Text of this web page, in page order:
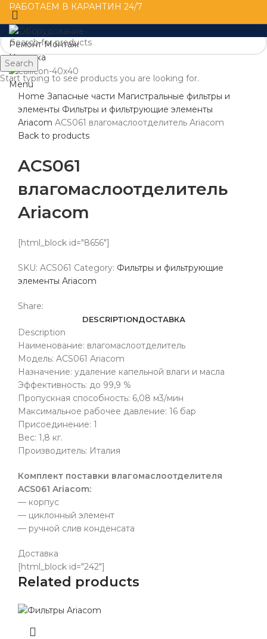
РАБОТАЕМ В КАРАНТИН 24/7
Menu
Click to enlarge
Home Запасные части Магистральные фильтры и
элементы Фильтры и фильтрующие элементы
Ariacom ACS061 влагомаслоотделитель Ariacom
Back to products
ACS061
влагомаслоотделитель
Ariacom
[html_block id="8656"]
SKU: ACS061 Category: Фильтры и фильтрующие
элементы Ariacom
Share:
DESCRIPTIONДОСТАВКА
Description
Наименование: влагомаслоотделитель
Модель: ACS061 Ariacom
Назначение: удаление капельной влаги и масла
Эффективность: до 99,9 %
Пропускная способность: 6,08 м3/мин
Максимальное рабочее давление: 16 бар
Присоединение: 1
Вес: 1,8 кг.
Производитель: Италия
Комплект поставки влагомаслоотделителя
ACS061 Ariacom:
— корпус
— циклонный элемент
— ручной слив конденсата
Доставка
[html_block id="242"]
Related products
Search
Start typing to see products you are looking for.